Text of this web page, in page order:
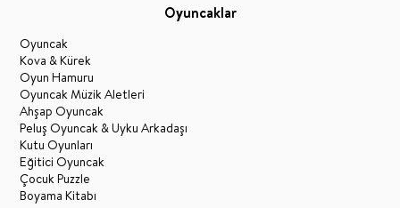
Oyuncaklar
Oyuncak
Kova & Kürek
Oyun Hamuru
Oyuncak Müzik Aletleri
Ahşap Oyuncak
Peluş Oyuncak & Uyku Arkadaşı
Kutu Oyunları
Eğitici Oyuncak
Çocuk Puzzle
Boyama Kitabı